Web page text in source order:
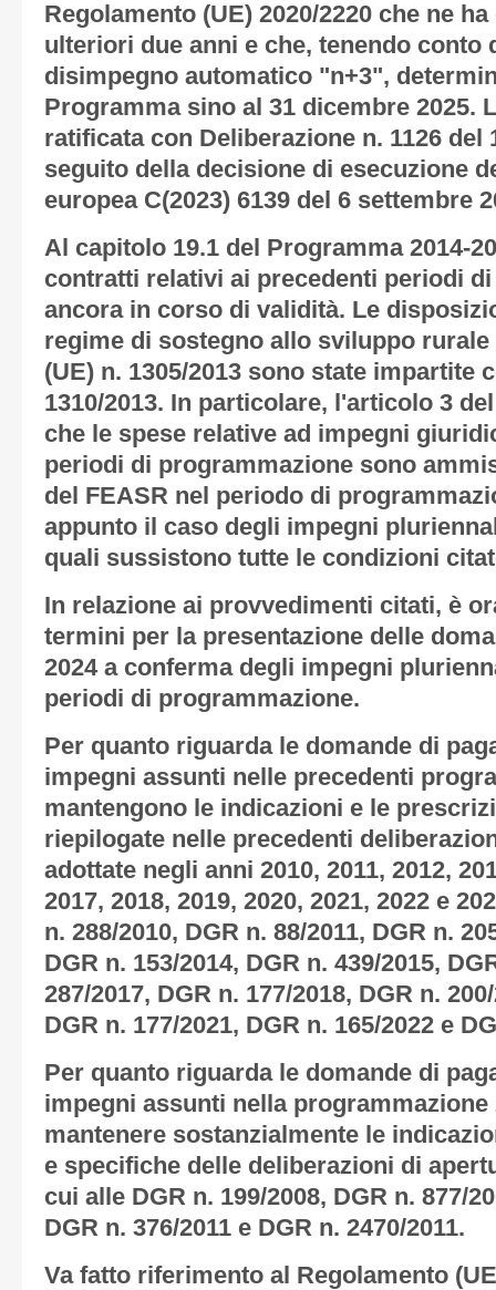
Regolamento (UE) 2020/2220 che ne
ulteriori due anni e che, tenendo conto
disimpegno automatico "n+3",
Programma sino al 31 dicembre 2025.
ratificata con Deliberazione n. 1126 del
seguito della decisione di esecuzione
europea C(2023) 6139 del 6 settembre
Al capitolo 19.1 del Programma 2014-
contratti relativi ai precedenti periodi
ancora in corso di validità. Le
regime di sostegno allo sviluppo
(UE) n. 1305/2013 sono state impartite
1310/2013. In particolare, l'articolo 3
che le spese relative ad impegni
periodi di programmazione sono
del FEASR nel periodo di
appunto il caso degli impegni
quali sussistono tutte le condizioni
In relazione ai provvedimenti citati, è
termini per la presentazione delle
2024 a conferma degli impegni
periodi di programmazione.
Per quanto riguarda le domande di
impegni assunti nelle precedenti
mantengono le indicazioni e le
riepilogate nelle precedenti
adottate negli anni 2010, 2011, 2012,
2017, 2018, 2019, 2020, 2021, 2022 e
n. 288/2010, DGR n. 88/2011, DGR n.
DGR n. 153/2014, DGR n. 439/2015,
287/2017, DGR n. 177/2018, DGR n.
DGR n. 177/2021, DGR n. 165/2022 e
Per quanto riguarda le domande di
impegni assunti nella programmazione
mantenere sostanzialmente le
e specifiche delle deliberazioni di
cui alle DGR n. 199/2008, DGR n. 877/
DGR n. 376/2011 e DGR n. 2470/2011.
Va fatto riferimento al Regolamento